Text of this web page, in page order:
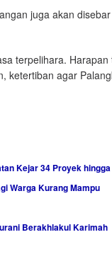
juga akan
terpelihara.
ketertiban agar
Kejar 34 Proyek
Warga Kurang Mampu
Berakhlakul Karimah